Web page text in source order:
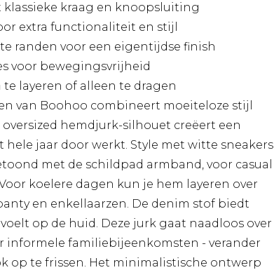
kraag en knoopsluiting
extra functionaliteit en stijl
randen voor een eigentijdse finish
voor bewegingsvrijheid
layeren of alleen te dragen
van Boohoo combineert moeiteloze stijl
hemdjurk-silhouet creëert een
hele jaar door werkt. Style met witte sneakers
met de schildpad armband, voor casual
koelere dagen kun je hem layeren over
en enkellaarzen. De denim stof biedt
op de huid. Deze jurk gaat naadloos over
informele familiebijeenkomsten - verander
op te frissen. Het minimalistische ontwerp